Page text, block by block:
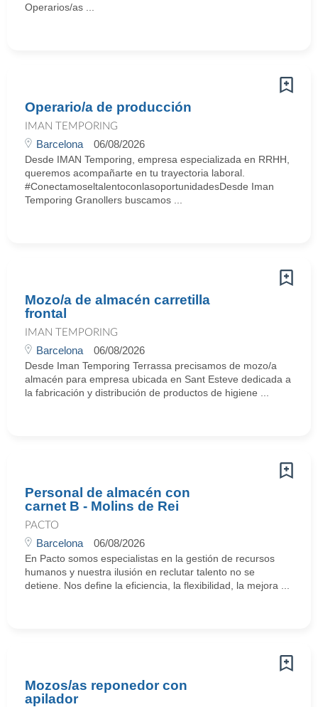
Operarios/as ...
Operario/a de producción
IMAN TEMPORING
Barcelona 06/08/2026
Desde IMAN Temporing, empresa especializada en RRHH,
queremos acompañarte en tu trayectoria laboral.
#ConectamoseltalentoconlasoportunidadesDesde Iman
Temporing Granollers buscamos ...
Mozo/a de almacén carretilla
frontal
IMAN TEMPORING
Barcelona 06/08/2026
Desde Iman Temporing Terrassa precisamos de mozo/a
almacén para empresa ubicada en Sant Esteve dedicada a
la fabricación y distribución de productos de higiene ...
Personal de almacén con
carnet B - Molins de Rei
PACTO
Barcelona 06/08/2026
En Pacto somos especialistas en la gestión de recursos
humanos y nuestra ilusión en reclutar talento no se
detiene. Nos define la eficiencia, la flexibilidad, la mejora ...
Mozos/as reponedor con
apilador